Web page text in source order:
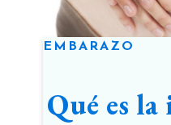
EMBARAZO
Qué es